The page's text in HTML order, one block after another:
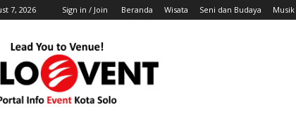
7, 2026 Sign in / Join Beranda Wisata Seni dan Budaya Musik